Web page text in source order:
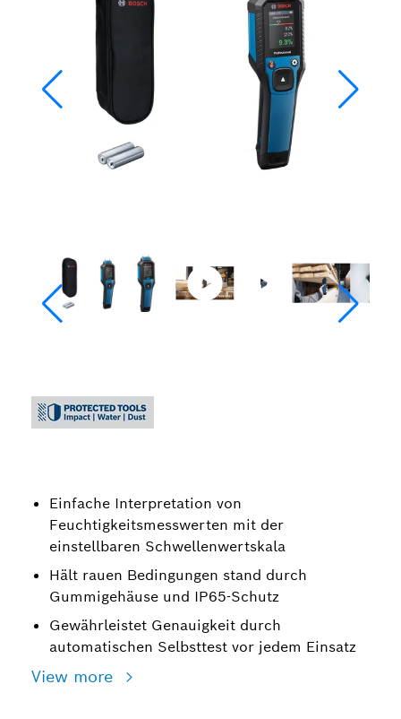
Einfache Interpretation von
Feuchtigkeitsmesswerten mit der
einstellbaren Schwellenwertskala
Hält rauen Bedingungen stand durch
Gummigehäuse und IP65-Schutz
Gewährleistet Genauigkeit durch
automatischen Selbsttest vor jedem Einsatz
View more